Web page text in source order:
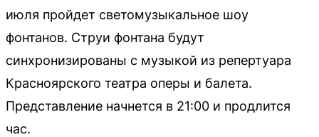
июля пройдет светомузыкальное шоу
фонтанов. Струи фонтана будут
синхронизированы с музыкой из репертуара
Красноярского театра оперы и балета.
Представление начнется в 21:00 и продлится
час.